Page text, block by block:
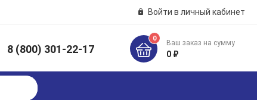
Войти в личный кабинет
8 (800) 301-22-17
0
Ваш заказ на сумму
0 ₽